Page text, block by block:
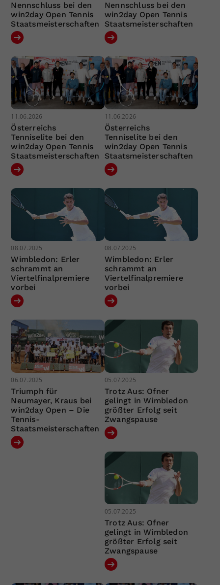
Nennschluss bei den
win2day Open Tennis
Staatsmeisterschaften
Nennschluss bei den
win2day Open Tennis
Staatsmeisterschaften
11.06.2026
Österreichs
Tenniselite bei den
win2day Open Tennis
Staatsmeisterschaften
11.06.2026
Österreichs
Tenniselite bei den
win2day Open Tennis
Staatsmeisterschaften
08.07.2025
Wimbledon: Erler
schrammt an
Viertelfinalpremiere
vorbei
08.07.2025
Wimbledon: Erler
schrammt an
Viertelfinalpremiere
vorbei
06.07.2025
Triumph für
Neumayer, Kraus bei
win2day Open – Die
Tennis-
Staatsmeisterschaften
05.07.2025
Trotz Aus: Ofner
gelingt in Wimbledon
größter Erfolg seit
Zwangspause
05.07.2025
Trotz Aus: Ofner
gelingt in Wimbledon
größter Erfolg seit
Zwangspause